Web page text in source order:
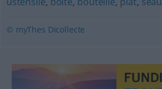
© myThes Dicollecte